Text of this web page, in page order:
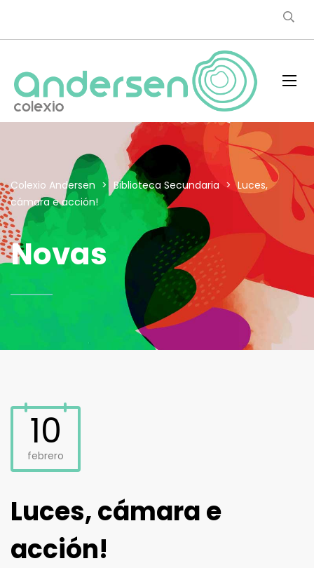
Colexio Andersen > Biblioteca Secundaria > Luces,
cámara e acción!
Novas
10
febrero
Luces, cámara e
acción!